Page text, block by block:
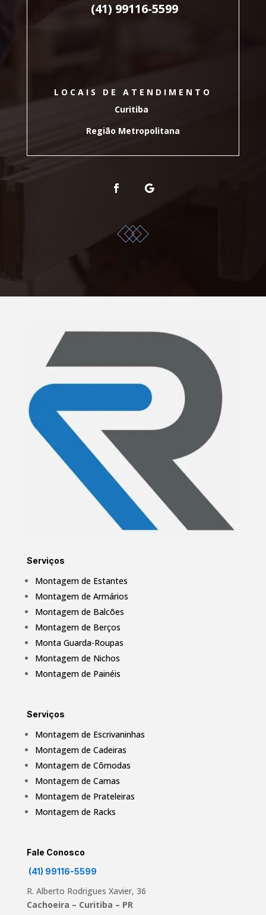
(41) 99116-5599
LOCAIS DE ATENDIMENTO
Curitiba
Região Metropolitana
Serviços
Montagem de Estantes
Montagem de Armários
Montagem de Balcões
Montagem de Berços
Monta Guarda-Roupas
Montagem de Nichos
Montagem de Painéis
Serviços
Montagem de Escrivaninhas
Montagem de Cadeiras
Montagem de Cômodas
Montagem de Camas
Montagem de Prateleiras
Montagem de Racks
Fale Conosco
(41) 99116-5599
R. Alberto Rodrigues Xavier, 36
Cachoeira – Curitiba – PR